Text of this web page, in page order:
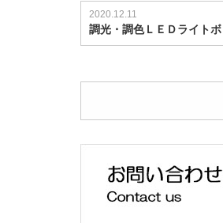
ご
紹
2020.12.11
調光・調色ＬＥＤライト